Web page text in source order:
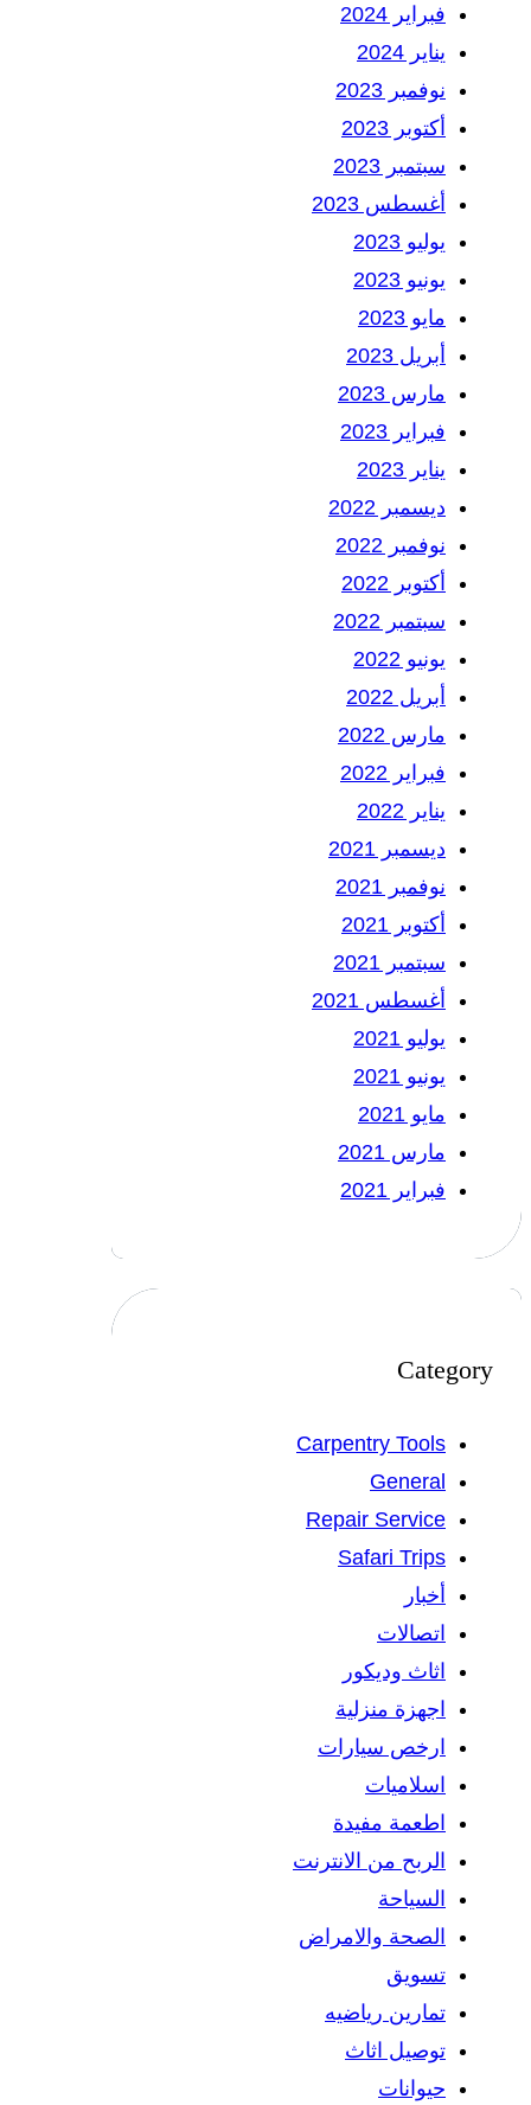
فبراير 2024
يناير 2024
نوفمبر 2023
أكتوبر 2023
سبتمبر 2023
أغسطس 2023
يوليو 2023
يونيو 2023
مايو 2023
أبريل 2023
مارس 2023
فبراير 2023
يناير 2023
ديسمبر 2022
نوفمبر 2022
أكتوبر 2022
سبتمبر 2022
يونيو 2022
أبريل 2022
مارس 2022
فبراير 2022
يناير 2022
ديسمبر 2021
نوفمبر 2021
أكتوبر 2021
سبتمبر 2021
أغسطس 2021
يوليو 2021
يونيو 2021
مايو 2021
مارس 2021
فبراير 2021
Category
Carpentry Tools
General
Repair Service
Safari Trips
أخبار
اتصالات
اثاث وديكور
اجهزة منزلية
ارخص سيارات
اسلاميات
اطعمة مفيدة
الربح من الانترنت
السياحة
الصحة والامراض
تسويق
تمارين رياضيه
توصيل اثاث
حيوانات